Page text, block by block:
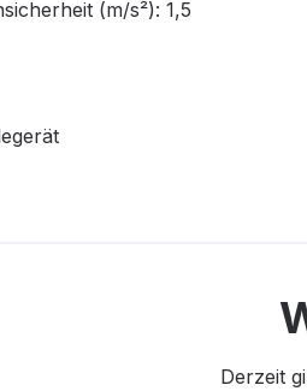
(m/s²): 1,5
Derzeit